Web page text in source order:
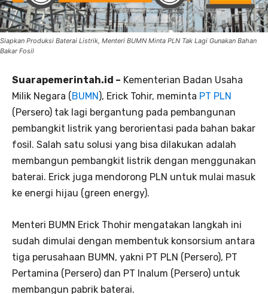
Siapkan Produksi Baterai Listrik, Menteri BUMN Minta PLN Tak Lagi Gunakan Bahan
Bakar Fosil
Suarapemerintah.id – Kementerian Badan Usaha
Milik Negara ( BUMN ), Erick Tohir, meminta PT PLN
(Persero) tak lagi bergantung pada pembangunan
pembangkit listrik yang berorientasi pada bahan bakar
fosil. Salah satu solusi yang bisa dilakukan adalah
membangun pembangkit listrik dengan menggunakan
baterai. Erick juga mendorong PLN untuk mulai masuk
ke energi hijau (green energy).
Menteri BUMN Erick Thohir mengatakan langkah ini
sudah dimulai dengan membentuk konsorsium antara
tiga perusahaan BUMN, yakni PT PLN (Persero), PT
Pertamina (Persero) dan PT Inalum (Persero) untuk
membangun pabrik baterai.